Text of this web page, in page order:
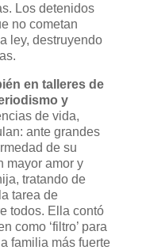
Los detenidos
no cometan
ley, destruyendo
en talleres de
y
de vida,
ante grandes
de su
mayor amor y
tratando de
tarea de
todos. Ella contó
como ‘filtro’ para
familia más fuerte